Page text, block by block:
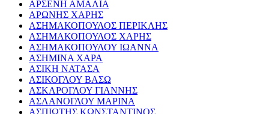
ΑΡΣΕΝΗ ΑΜΑΛΙΑ
ΑΡΩΝΗΣ ΧΑΡΗΣ
ΑΣΗΜΑΚΟΠΟΥΛΟΣ ΠΕΡΙΚΛΗΣ
ΑΣΗΜΑΚΟΠΟΥΛΟΣ ΧΑΡΗΣ
ΑΣΗΜΑΚΟΠΟΥΛΟΥ ΙΩΑΝΝΑ
ΑΣΗΜΙΝΑ ΧΑΡΑ
ΑΣΙΚΗ ΝΑΤΑΣΑ
ΑΣΙΚΟΓΛΟΥ ΒΑΣΩ
ΑΣΚΑΡΟΓΛΟΥ ΓΙΑΝΝΗΣ
ΑΣΛΑΝΟΓΛΟΥ ΜΑΡΙΝΑ